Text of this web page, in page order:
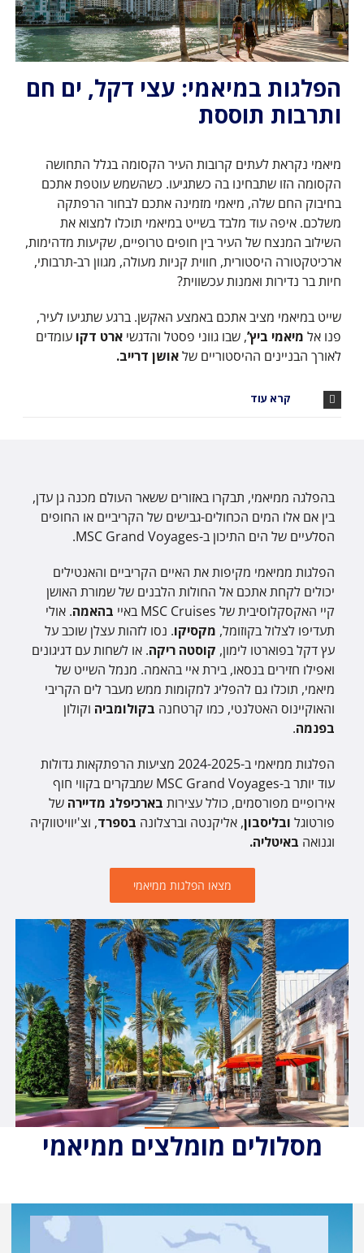
הפלגות במיאמי: עצי דקל, ים חם
ותרבות תוססת
מיאמי נקראת לעתים קרובות העיר הקסומה בגלל התחושה
הקסומה הזו שתבחינו בה כשתגיעו. כשהשמש עוטפת אתכם
בחיבוק החם שלה, מיאמי מזמינה אתכם לבחור הרפתקה
משלכם. איפה עוד מלבד בשייט במיאמי תוכלו למצוא את
השילוב המנצח של העיר בין חופים טרופיים, שקיעות מדהימות,
ארכיטקטורה היסטורית, חווית קניות מעולה, מגוון רב-תרבותי,
חיות בר נדירות ואמנות עכשווית?
שייט במיאמי מציב אתכם באמצע האקשן. ברגע שתגיעו לעיר,
פנו אלמיאמי ביץ’, שבו גווני פסטל והדגשי ארט דקו עומדים
לאורך הבניינים ההיסטוריים שלאושן דרייב.
קרא עוד
בהפלגה ממיאמי, תבקרו באזורים ששאר העולם מכנה גן עדן,
בין אם אלו המים הכחולים-גבישים של הקריביים או החופים
הסלעיים של הים התיכון ב-MSC Grand Voyages.
הפלגות ממיאמי מקיפות את האיים הקריביים והאנטילים
יכולים לקחת אתכם אל החולות הלבנים של שמורת האושן
קיי האקסקלוסיבית של MSC Cruises באיי
בהאמה. אולי
תעדיפו לצלול בקוזומל, מקסיקו. נסו לזהות עצלן שוכב על
עץ דקל בפוארטו לימון, קוסטה ריקה. או לשחות עם דגיגונים
ואפילו חזירים בנסאו, בירת איי בהאמה. מנמל השייט של
מיאמי, תוכלו גם להפליג למקומות ממש מעבר לים הקריבי
והאוקיינוס ​​האטלנטי, כמו קרטחנה בקולומביה וקולון
בפנמה.
הפלגות ממיאמי ב-2024-2025 מציעות הרפתקאות גדולות
עוד יותר ב-MSC Grand Voyages שמבקרים בקווי חוף
אירופיים מפורסמים, כולל עצירות בארכיפלג מדיירה של
פורטוגל ובליסבון, אליקנטה וברצלונה בספרד, וצ'יוויטווקיה
וגנואה באיטליה.
מצאו הפלגות ממיאמי
מסלולים מומלצים ממיאמי